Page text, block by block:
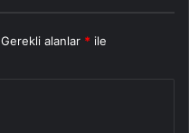
Gerekli alanlar * ile